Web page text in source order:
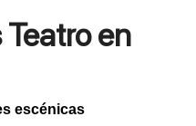
en
escénicas